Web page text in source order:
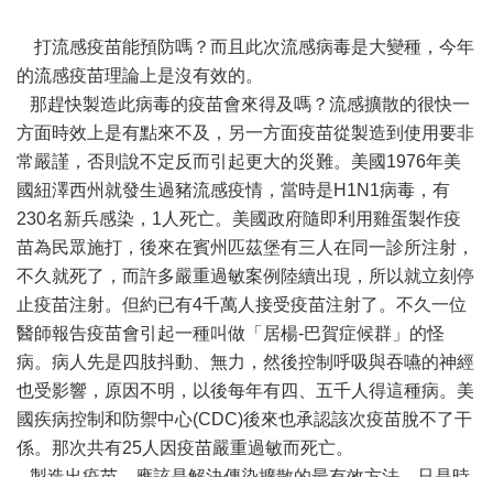
打流感疫苗能預防嗎？而且此次流感病毒是大變種，今年
的流感疫苗理論上是沒有效的。
那趕快製造此病毒的疫苗會來得及嗎？流感擴散的很快一
方面時效上是有點來不及，另一方面疫苗從製造到使用要非
常嚴謹，否則說不定反而引起更大的災難。美國1976年美
國紐澤西州就發生過豬流感疫情，當時是H1N1病毒，有
230名新兵感染，1人死亡。美國政府隨即利用雞蛋製作疫
苗為民眾施打，後來在賓州匹茲堡有三人在同一診所注射，
不久就死了，而許多嚴重過敏案例陸續出現，所以就立刻停
止疫苗注射。但約已有4千萬人接受疫苗注射了。不久一位
醫師報告疫苗會引起一種叫做「居楊-巴賀症候群」的怪
病。病人先是四肢抖動、無力，然後控制呼吸與吞嚥的神經
也受影響，原因不明，以後每年有四、五千人得這種病。美
國疾病控制和防禦中心(CDC)後來也承認該次疫苗脫不了干
係。那次共有25人因疫苗嚴重過敏而死亡。